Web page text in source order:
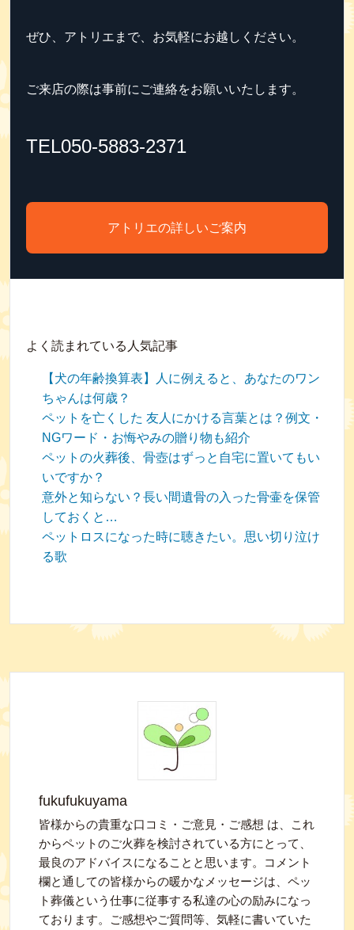
ぜひ、アトリエまで、お気軽にお越しください。
ご来店の際は事前にご連絡をお願いいたします。
TEL050-5883-2371
アトリエの詳しいご案内
よく読まれている人気記事
【犬の年齢換算表】人に例えると、あなたのワン
ちゃんは何歳？
ペットを亡くした 友人にかける言葉とは？例文・
NGワード・お悔やみの贈り物も紹介
ペットの火葬後、骨壺はずっと自宅に置いてもい
いですか？
意外と知らない？長い間遺骨の入った骨壷を保管
しておくと…
ペットロスになった時に聴きたい。思い切り泣け
る歌
fukufukuyama
皆様からの貴重な口コミ・ご意見・ご感想 は、これ
からペットのご火葬を検討されている方にとって、
最良のアドバイスになることと思います。コメント
欄と通しての皆様からの暖かなメッセージは、ペッ
ト葬儀という仕事に従事する私達の心の励みになっ
ております。ご感想やご質問等、気軽に書いていた